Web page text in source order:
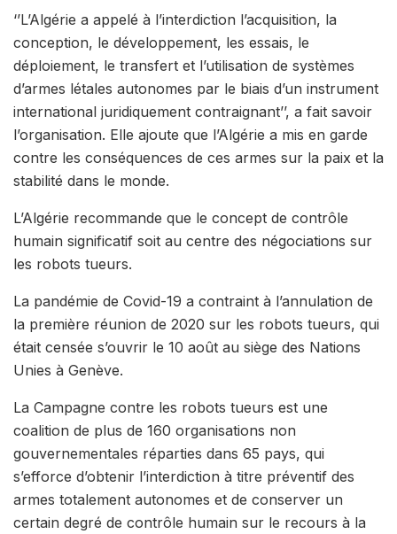
‘’L’Algérie a appelé à l’interdiction l’acquisition, la
conception, le développement, les essais, le
déploiement, le transfert et l’utilisation de systèmes
d’armes létales autonomes par le biais d’un instrument
international juridiquement contraignant’’, a fait savoir
l’organisation. Elle ajoute que l’Algérie a mis en garde
contre les conséquences de ces armes sur la paix et la
stabilité dans le monde.
L’Algérie recommande que le concept de contrôle
humain significatif soit au centre des négociations sur
les robots tueurs.
La pandémie de Covid-19 a contraint à l’annulation de
la première réunion de 2020 sur les robots tueurs, qui
était censée s’ouvrir le 10 août au siège des Nations
Unies à Genève.
La Campagne contre les robots tueurs est une
coalition de plus de 160 organisations non
gouvernementales réparties dans 65 pays, qui
s’efforce d’obtenir l’interdiction à titre préventif des
armes totalement autonomes et de conserver un
certain degré de contrôle humain sur le recours à la